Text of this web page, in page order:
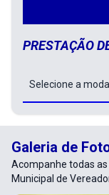
PRESTAÇÃO
Galeria de
Acompanhe todas
Municipal de